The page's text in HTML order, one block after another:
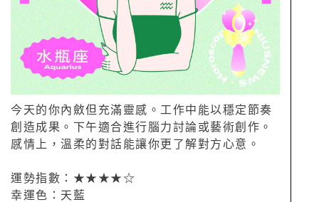
今天的你內斂但充滿靈感。工作中能以穩定節奏
創造成果。下午適合進行腦力討論或藝術創作。
感情上，溫柔的對話能讓你更了解對方心意。
運勢指數：★★★★☆
幸運色：天藍